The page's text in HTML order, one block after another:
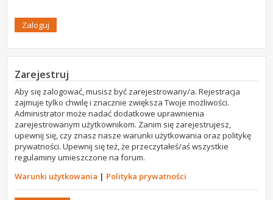
Zarejestruj
Aby się zalogować, musisz być zarejestrowany/a. Rejestracja
zajmuje tylko chwilę i znacznie zwiększa Twoje możliwości.
Administrator może nadać dodatkowe uprawnienia
zarejestrowanym użytkownikom. Zanim się zarejestrujesz,
upewnij się, czy znasz nasze warunki użytkowania oraz politykę
prywatności. Upewnij się też, że przeczytałeś/aś wszystkie
regulaminy umieszczone na forum.
Warunki użytkowania | Polityka prywatności